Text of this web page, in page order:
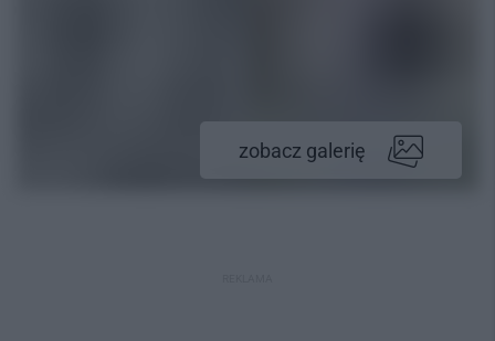
zobacz galerię